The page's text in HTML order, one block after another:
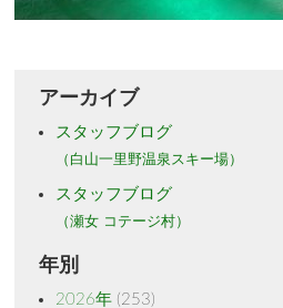
アーカイブ
スタッフブログ
（白山一里野温泉スキー場）
スタッフブログ
（瀬女 コテージ村）
年別
2026年(253)